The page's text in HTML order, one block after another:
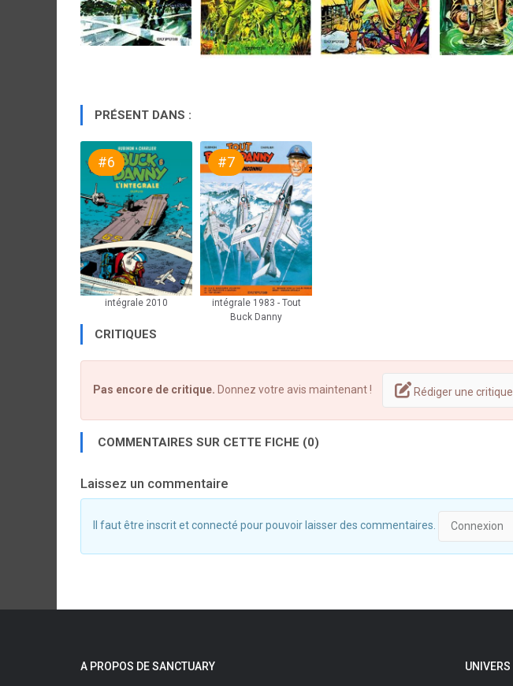
PRÉSENT DANS :
#6
intégrale 2010
#7
intégrale 1983 - Tout
Buck Danny
CRITIQUES
Pas encore de critique. Donnez votre avis maintenant ! Rédiger une critique
COMMENTAIRES SUR CETTE FICHE (0)
Laissez un commentaire
Il faut être inscrit et connecté pour pouvoir laisser des commentaires. Connexion
A PROPOS DE SANCTUARY UNIVERS